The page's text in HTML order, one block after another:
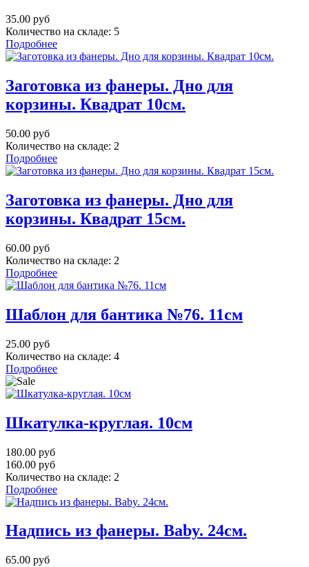
35.00 руб
Количество на складе: 5
Подробнее
Заготовка из фанеры. Дно для
корзины. Квадрат 10см.
50.00 руб
Количество на складе: 2
Подробнее
Заготовка из фанеры. Дно для
корзины. Квадрат 15см.
60.00 руб
Количество на складе: 2
Подробнее
Шаблон для бантика №76. 11см
25.00 руб
Количество на складе: 4
Подробнее
Шкатулка-круглая. 10см
180.00 руб
160.00 руб
Количество на складе: 2
Подробнее
Надпись из фанеры. Baby. 24см.
65.00 руб